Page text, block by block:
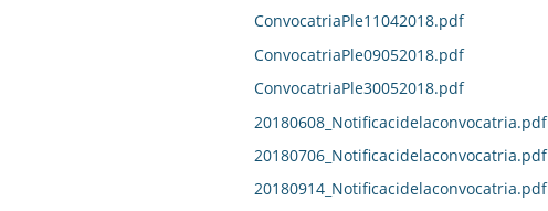
ConvocatriaPle11042018.pdf
ConvocatriaPle09052018.pdf
ConvocatriaPle30052018.pdf
20180608_Notificacidelaconvocatria.pdf
20180706_Notificacidelaconvocatria.pdf
20180914_Notificacidelaconvocatria.pdf